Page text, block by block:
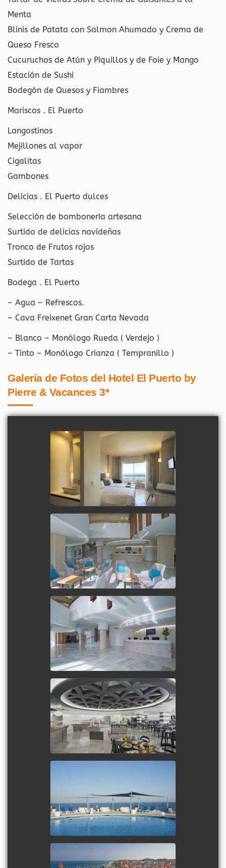
Menta
Blinis de Patata con Salmon Ahumado y Crema de
Queso Fresco
Cucuruchos de Atún y Piquillos y de Foie y Mango
Estación de Sushi
Bodegón de Quesos y Fiambres
Mariscos . El Puerto
Langostinos
Mejillones al vapor
Cigalitas
Gambones
Delicias . El Puerto dulces
Selección de bombonería artesana
Surtido de delicias navideñas
Tronco de Frutos rojos
Surtido de Tartas
Bodega . El Puerto
– Agua – Refrescos.
– Cava Freixenet Gran Carta Nevada
– Blanco – Monólogo Rueda ( Verdejo )
– Tinto – Monólogo Crianza ( Tempranillo )
Galería de Fotos del Hotel El Puerto by
Pierre & Vacances 3*